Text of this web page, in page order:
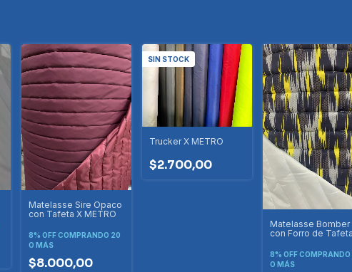
Matelasse Sire Opaco
con Tafeta X METRO
8% OFFCOMPRANDO 20
O MÁS
$8.000,00
SIN STOCK
Trucker X METRO
$2.700,00
Matelasse Bomber
con Forro de
8% OFFCOMPRANDO
O MÁS